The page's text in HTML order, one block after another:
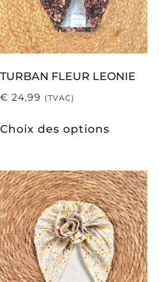
TURBAN FLEUR LEONIE
€ 24,99 (TVAC)
Choix des options